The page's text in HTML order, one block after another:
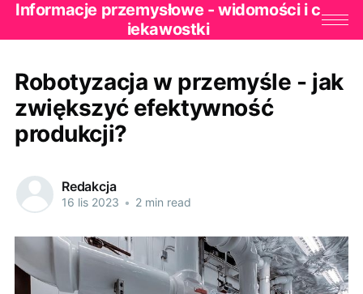
Informacje przemysłowe - widomości i c
iekawostki
Robotyzacja w przemyśle - jak
zwiększyć efektywność
produkcji?
Redakcja
16 lis 2023 • 2 min read